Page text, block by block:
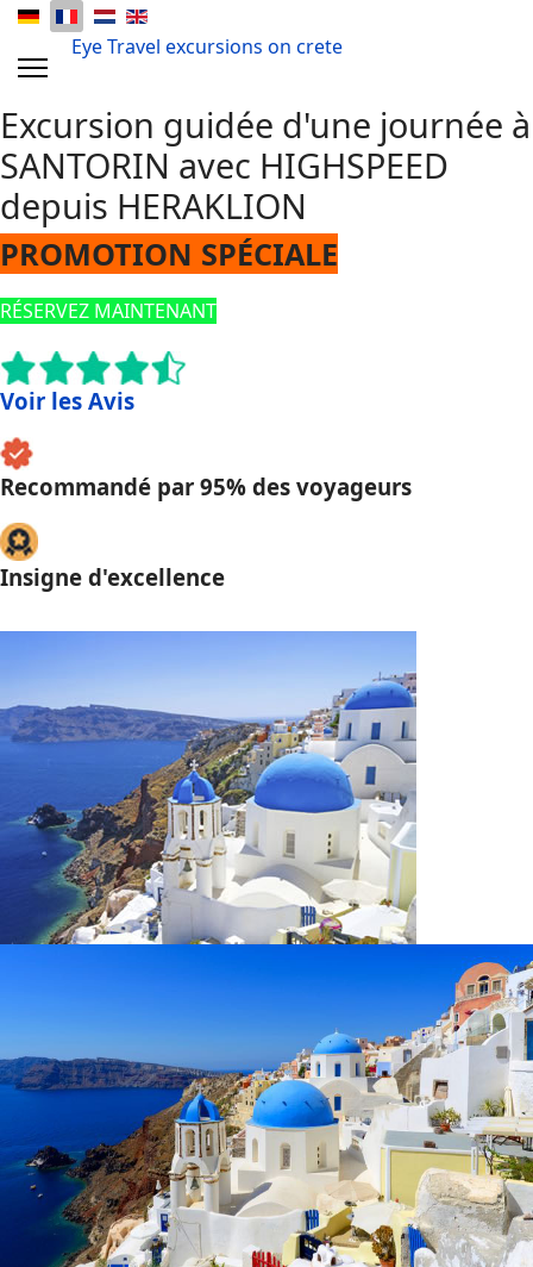
Eye Travel excursions on crete
Excursion guidée d'une journée à
SANTORIN avec HIGHSPEED
depuis HERAKLION
PROMOTION SPÉCIALE
RÉSERVEZ MAINTENANT
Voir les Avis
Recommandé par 95% des voyageurs
Insigne d'excellence